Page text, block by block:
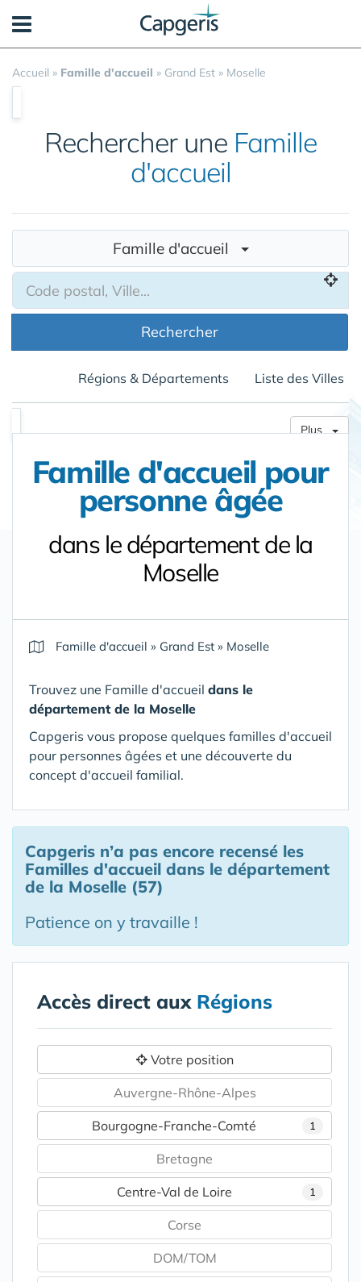
Accueil » Famille d'accueil » Grand Est » Moselle
Rechercher une Famille
d'accueil
Famille d'accueil
Rechercher
Régions & Départements Liste des Villes
Plus
Famille d'accueil pour
personne âgée
dans le département de la
Moselle
Famille d'accueil » Grand Est » Moselle
Trouvez une Famille d'accueil dans le
département de la Moselle
Capgeris vous propose quelques familles d'accueil
pour personnes âgées et une découverte du
concept d'accueil familial.
Capgeris n’a pas encore recensé les
Familles d'accueil dans le département
de la Moselle (57)
Patience on y travaille !
Accès direct aux Régions
Votre position
Auvergne-Rhône-Alpes
1
Bourgogne-Franche-Comté
Bretagne
1
Centre-Val de Loire
Corse
DOM/TOM